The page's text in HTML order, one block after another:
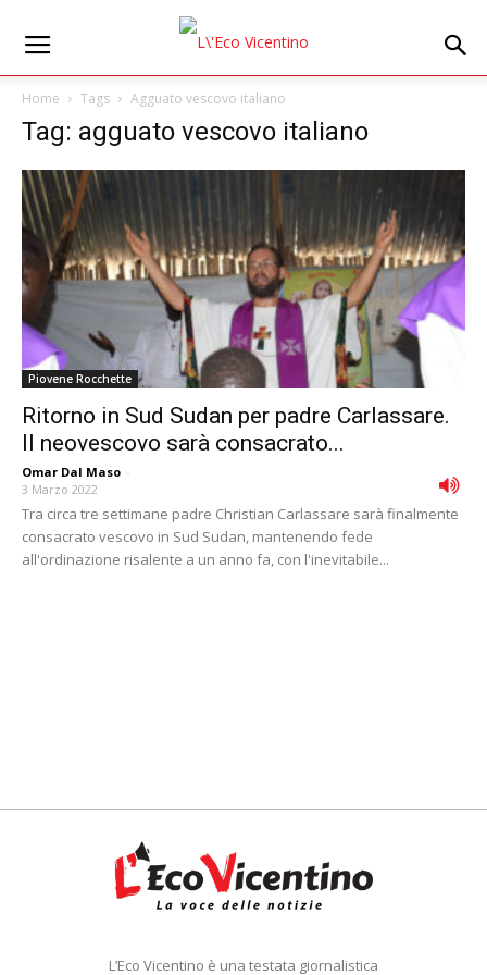
Home Tags Agguato vescovo italiano
Tag: agguato vescovo italiano
Piovene Rocchette
Ritorno in Sud Sudan per padre Carlassare.
Il neovescovo sarà consacrato...
Omar Dal Maso -
3 Marzo 2022
Tra circa tre settimane padre Christian Carlassare sarà finalmente
consacrato vescovo in Sud Sudan, mantenendo fede
all'ordinazione risalente a un anno fa, con l'inevitabile...
L’Eco Vicentino è una testata giornalistica